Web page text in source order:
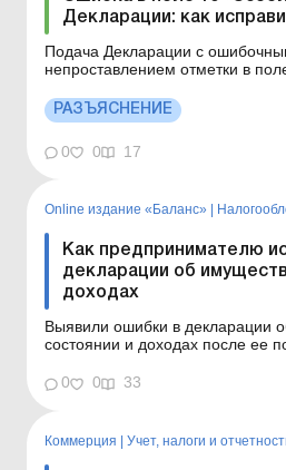
Декларации: как
Подача Декларации с
непроставлением отметки в
ее налоговой отчетностью, за
которой применяется
налог...
РАЗЪЯСНЕНИЕ
0 0 17
Online издание «Баланс»
Как предпринимателю
декларации об
доходах
Выявили ошибки в декларации
состоянии и доходах после ее
нужно ли корректировать
ней. Баланс № 20 от 19 мая
отчиты...
0 0 33
Коммерция | Учет, налоги и